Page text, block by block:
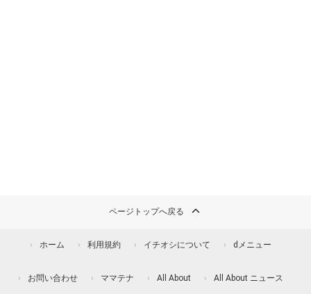
ページトップへ戻る
ホーム 利用規約 イチオシについて dメニュー
お問い合わせ ママテナ All About All About ニュース